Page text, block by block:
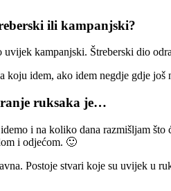
ili kampanjski?
uvijek kampanjski. Štreberski dio
koju idem, ako idem negdje gdje još
ruksaka je…
i na koliko dana razmišljam
i odjećom. 🙂
Postoje stvari koje su uvijek u